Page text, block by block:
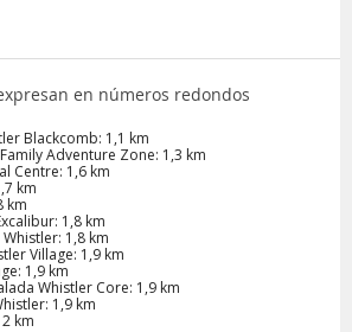
en números redondos
Blackcomb: 1,1 km
Adventure Zone: 1,3 km
Centre: 1,6 km
km
km
1,8 km
1,8 km
Village: 1,9 km
1,9 km
Whistler Core: 1,9 km
1,9 km
km